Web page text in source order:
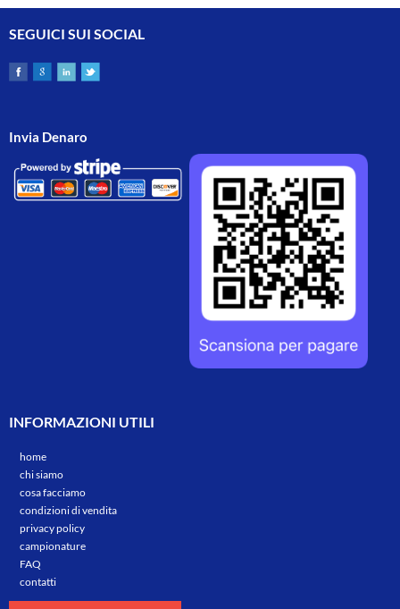
SEGUICI SUI SOCIAL
Invia Denaro
INFORMAZIONI UTILI
home
chi siamo
cosa facciamo
condizioni di vendita
privacy policy
campionature
FAQ
contatti